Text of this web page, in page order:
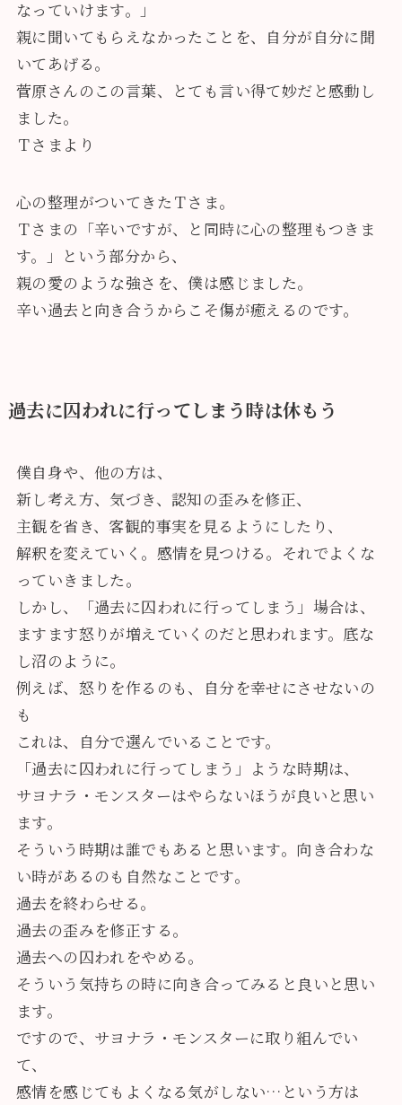
なっていけます。」
親に聞いてもらえなかったことを、自分が自分に聞
いてあげる。
菅原さんのこの言葉、とても言い得て妙だと感動し
ました。
Ｔさまより
心の整理がついてきたＴさま。
Ｔさまの「辛いですが、と同時に心の整理もつきま
す。
」という部分から、
親の愛のような強さを、僕は感じました。
辛い過去と向き合うからこそ傷が癒えるのです。
過去に囚われに行ってしまう時は休もう
僕自身や、他の方は、
新し考え方、気づき、認知の歪みを修正、
主観を省き、客観的事実を見るようにしたり、
解釈を変えていく。感情を見つける。それでよくな
っていきました。
しかし、「過去に囚われに行ってしまう」場合は、
ますます怒りが増えていくのだと思われます。底な
し沼のように。
例えば、怒りを作るのも、自分を幸せにさせないの
も
これは、自分で選んでいることです。
「過去に囚われに行ってしまう」ような時期は、
サヨナラ・モンスターはやらないほうが良いと思い
ます。
そういう時期は誰でもあると思います。向き合わな
い時があるのも自然なことです。
過去を終わらせる。
過去の歪みを修正する。
過去への囚われをやめる。
そういう気持ちの時に向き合ってみると良いと思い
ます。
ですので、サヨナラ・モンスターに取り組んでい
て、
感情を感じてもよくなる気がしない…という方は